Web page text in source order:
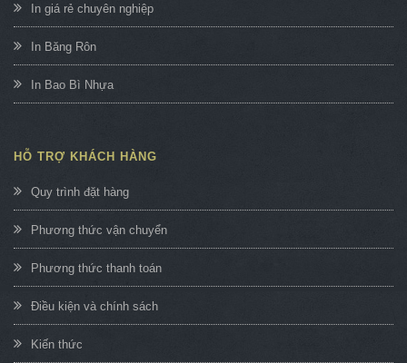
In giá rẻ chuyên nghiệp
In Băng Rôn
In Bao Bì Nhựa
HỖ TRỢ KHÁCH HÀNG
Quy trình đặt hàng
Phương thức vận chuyển
Phương thức thanh toán
Điều kiện và chính sách
Kiến thức